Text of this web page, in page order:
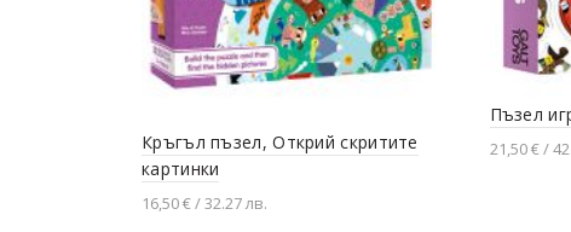
Кръгъл пъзел, Открий скритите
картинки
16,50 € / 32.27 лв.
Пъзел
21,50 € /